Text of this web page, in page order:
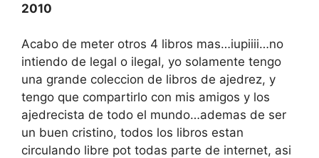
2010
Acabo de meter otros 4 libros mas…iupiiii…no
intiendo de legal o ilegal, yo solamente tengo
una grande coleccion de libros de ajedrez, y
tengo que compartirlo con mis amigos y los
ajedrecista de todo el mundo…ademas de ser
un buen cristino, todos los libros estan
circulando libre pot todas parte de internet, asi